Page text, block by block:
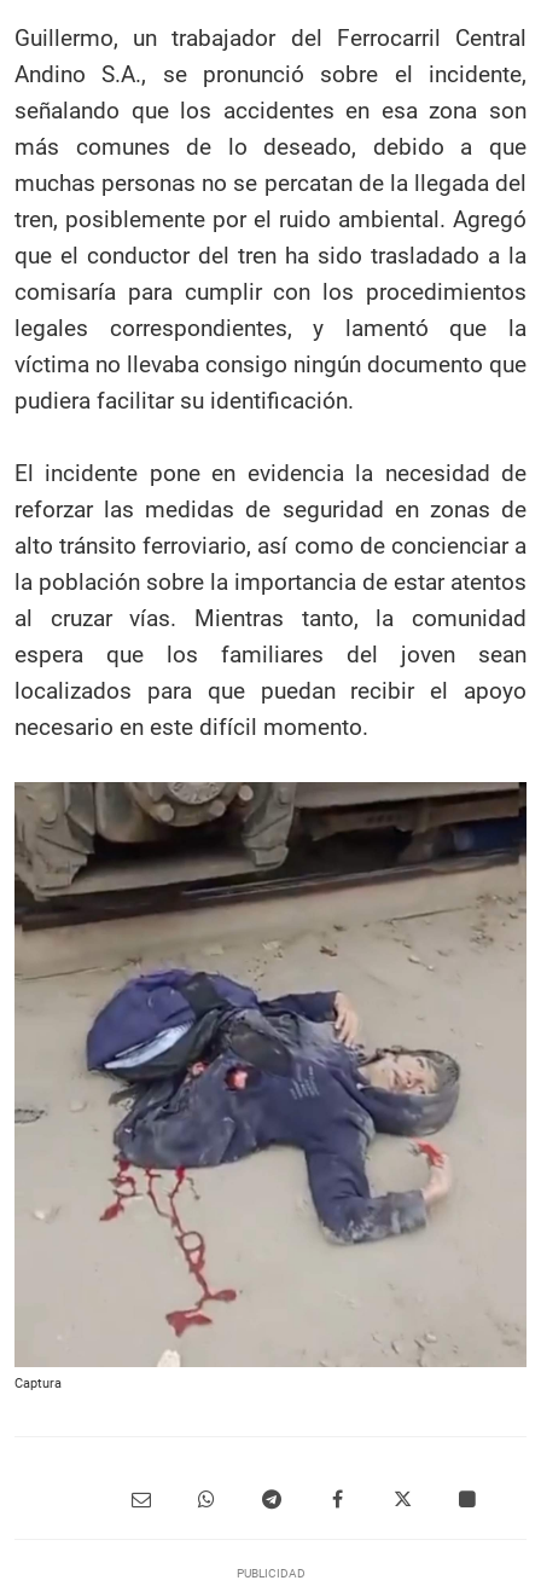
Guillermo, un trabajador del Ferrocarril Central
Andino S.A., se pronunció sobre el incidente,
señalando que los accidentes en esa zona son
más comunes de lo deseado, debido a que
muchas personas no se percatan de la llegada del
tren, posiblemente por el ruido ambiental. Agregó
que el conductor del tren ha sido trasladado a la
comisaría para cumplir con los procedimientos
legales correspondientes, y lamentó que la
víctima no llevaba consigo ningún documento que
pudiera facilitar su identificación.
El incidente pone en evidencia la necesidad de
reforzar las medidas de seguridad en zonas de
alto tránsito ferroviario, así como de concienciar a
la población sobre la importancia de estar atentos
al cruzar vías. Mientras tanto, la comunidad
espera que los familiares del joven sean
localizados para que puedan recibir el apoyo
necesario en este difícil momento.
Captura